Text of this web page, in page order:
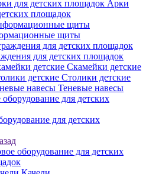
Арки
площадок
щиты
для детских площадок
Скамейки детские
Столики детские
Теневые навесы
для детских
оборудование для детских